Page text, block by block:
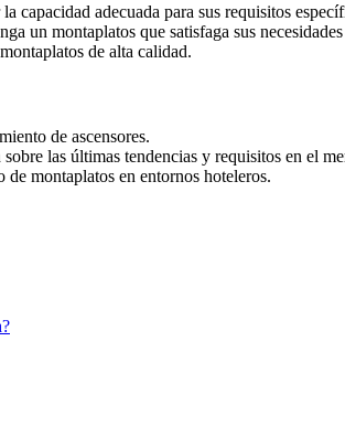
capacidad adecuada para sus requisitos
un montaplatos que satisfaga sus
de alta calidad.
de ascensores.
las últimas tendencias y requisitos en el
montaplatos en entornos hoteleros.